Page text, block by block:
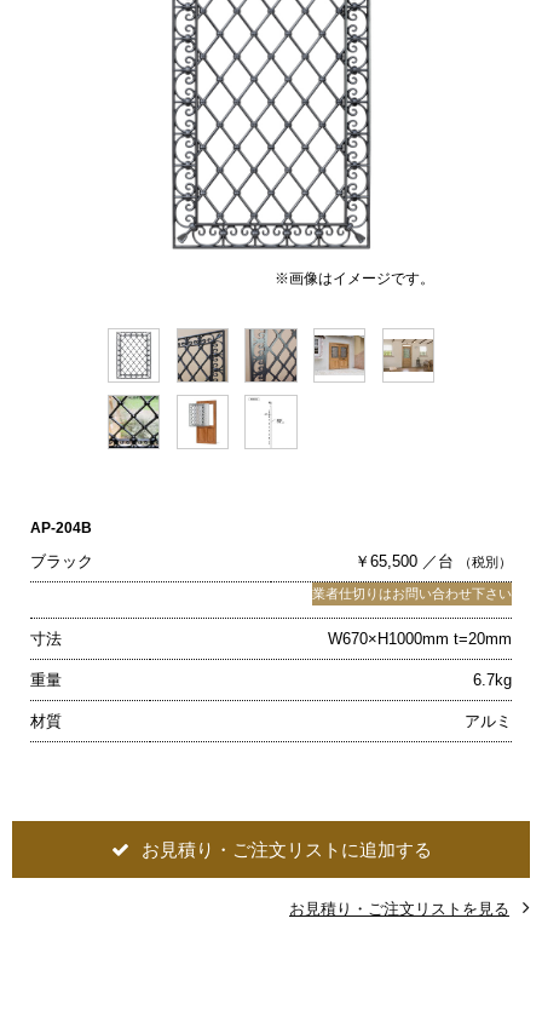
※画像はイメージです。
AP-204B
ブラック ￥65,500 ／台 （税別）
業者仕切りはお問い合わせ下さい
寸法 W670×H1000mm t=20mm
重量 6.7kg
材質 アルミ
お見積り・ご注文リストに追加する
お見積り・ご注文リストを見る